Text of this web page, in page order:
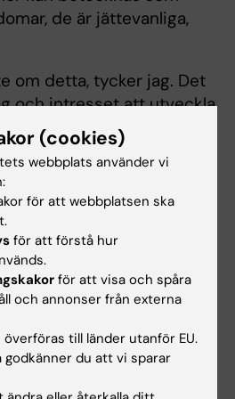
de är jättevanliga,
om detta, tycker jag. Det
och intresset att utveckla
lågt, menar Jan
Rör sig barn mindre
idag?
I avsnittet svarar även
forskaren Daniel Berglind
vid institutionen för global
Institutet, på lyssnarfrågan
om barn idag rör sig
mindre jämfört med innan
(cookies)
webbplats använder vi
för att webbplatsen ska
för att förstå hur
för att visa och spåra
och annonser från externa
till länder utanför EU.
du att vi sparar